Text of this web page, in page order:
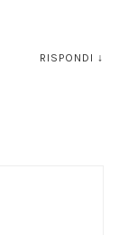
RISPONDI ↓